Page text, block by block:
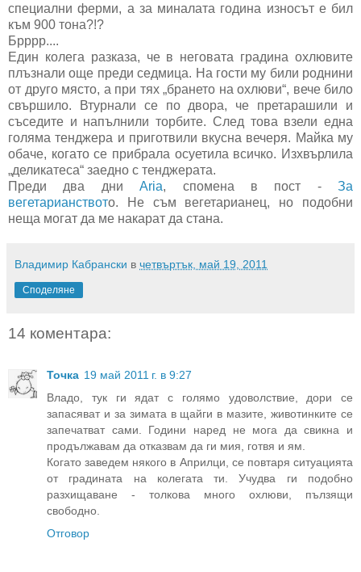
специални ферми, а за миналата година износът е бил
към 900 тона?!?
Брррр....
Един колега разказа, че в неговата градина охлювите
плъзнали още преди седмица. На гости му били роднини
от друго място, а при тях „брането на охлюви“, вече било
свършило. Втурнали се по двора, че претарашили и
съседите и напълнили торбите. След това взели една
голяма тенджера и приготвили вкусна вечеря. Майка му
обаче, когато се прибрала осуетила всичко. Изхвърлила
„деликатеса“ заедно с тенджерата.
Преди два дниAria, спомена в пост - За
вегетарианството. Не съм вегетарианец, но подобни
неща могат да ме накарат да стана.
Владимир Кабрански в четвъртък, май 19, 2011
Споделяне
14 коментара:
Точка 19 май 2011 г. в 9:27
Владо, тук ги ядат с голямо удоволствие, дори се
запасяват и за зимата в щайги в мазите, животинките се
запечатват сами. Години наред не мога да свикна и
продължавам да отказвам да ги мия, готвя и ям.
Когато заведем някого в Априлци, се повтаря ситуацията
от градината на колегата ти. Учудва ги подобно
разхищаване - толкова много охлюви, пълзящи
свободно.
Отговор